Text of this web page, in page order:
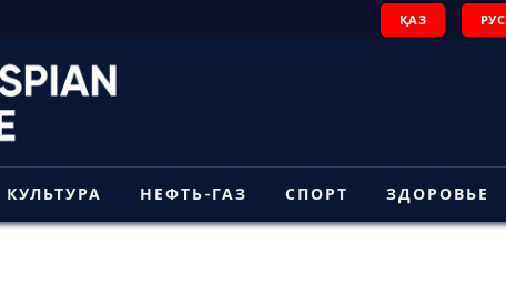
ҚАЗ РУС
КУЛЬТУРА НЕФТЬ-ГАЗ СПОРТ ЗДОРОВЬЕ